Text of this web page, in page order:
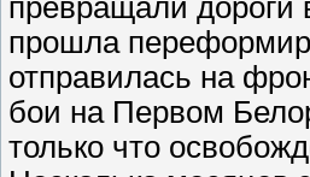
превращали дороги
прошла
отправилась на
бои на Первом
только что